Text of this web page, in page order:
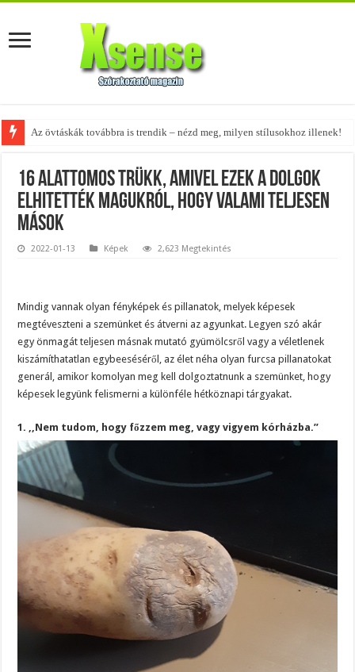
Az övtáskák továbbra is trendik – nézd meg, milyen stílusokhoz illenek!
A tökéletes táskák férfiaknak – fedezd fel az 5 legjobb fazont!
16 alattomos trükk, amivel ezek a dolgok
elhitették magukról, hogy valami teljesen
mások
2022-01-13 Képek 2,623 Megtekintés
Mindig vannak olyan fényképek és pillanatok, melyek képesek
megtéveszteni a szemünket és átverni az agyunkat. Legyen szó akár
egy önmagát teljesen másnak mutató gyümölcsről vagy a véletlenek
kiszámíthatatlan egybeeséséről, az élet néha olyan furcsa pillanatokat
generál, amikor komolyan meg kell dolgoztatnunk a szemünket, hogy
képesek legyünk felismerni a különféle hétköznapi tárgyakat.
1. ,,Nem tudom, hogy főzzem meg, vagy vigyem kórházba.”